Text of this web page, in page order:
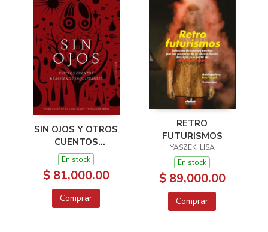
SIN OJOS Y OTROS
CUENTOS
BRASILEÑOS
INQUIETANTES
En stock
$ 81,000.00
Comprar
RETRO
FUTURISMOS
YASZEK, LISA
En stock
$ 89,000.00
Comprar